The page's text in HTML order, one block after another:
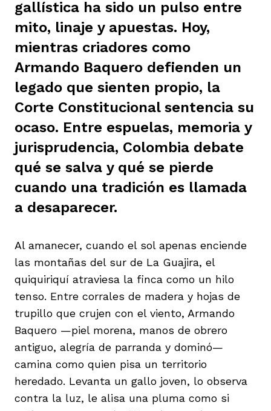
gallística ha sido un pulso entre
mito, linaje y apuestas. Hoy,
mientras criadores como
Armando Baquero defienden un
legado que sienten propio, la
Corte Constitucional sentencia su
ocaso. Entre espuelas, memoria y
jurisprudencia, Colombia debate
qué se salva y qué se pierde
cuando una tradición es llamada
a desaparecer.
Al amanecer, cuando el sol apenas enciende
las montañas del sur de La Guajira, el
quiquiriquí atraviesa la finca como un hilo
tenso. Entre corrales de madera y hojas de
trupillo que crujen con el viento, Armando
Baquero —piel morena, manos de obrero
antiguo, alegría de parranda y dominó—
camina como quien pisa un territorio
heredado. Levanta un gallo joven, lo observa
contra la luz, le alisa una pluma como si
2023
Baja
del Cesar
periodistas locales
nuestro contenido